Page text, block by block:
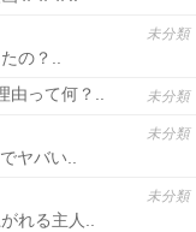
未分類
の？..
未分類
って何？..
未分類
ヤバい..
未分類
れる主人..